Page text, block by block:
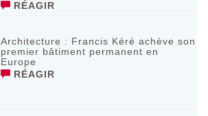
RÉAGIR
‎Architecture : Francis Kéré achève son
premier bâtiment permanent en
Europe
RÉAGIR